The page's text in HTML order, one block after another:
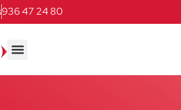
936 47 24 80